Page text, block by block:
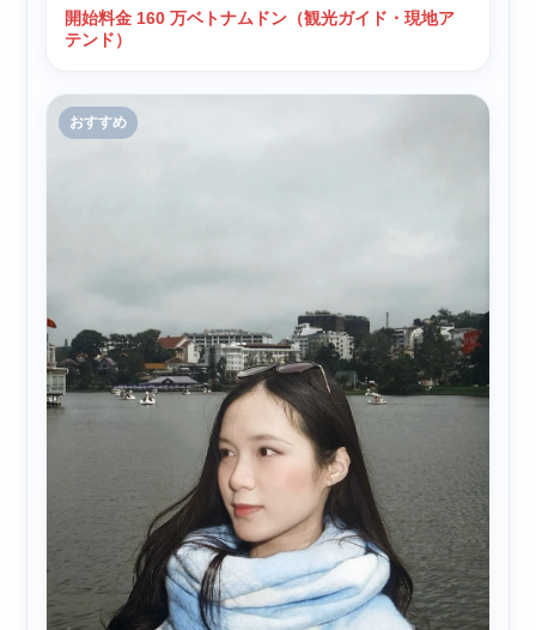
開始料金 160 万ベトナムドン（観光ガイド・現地ア
テンド）
おすすめ